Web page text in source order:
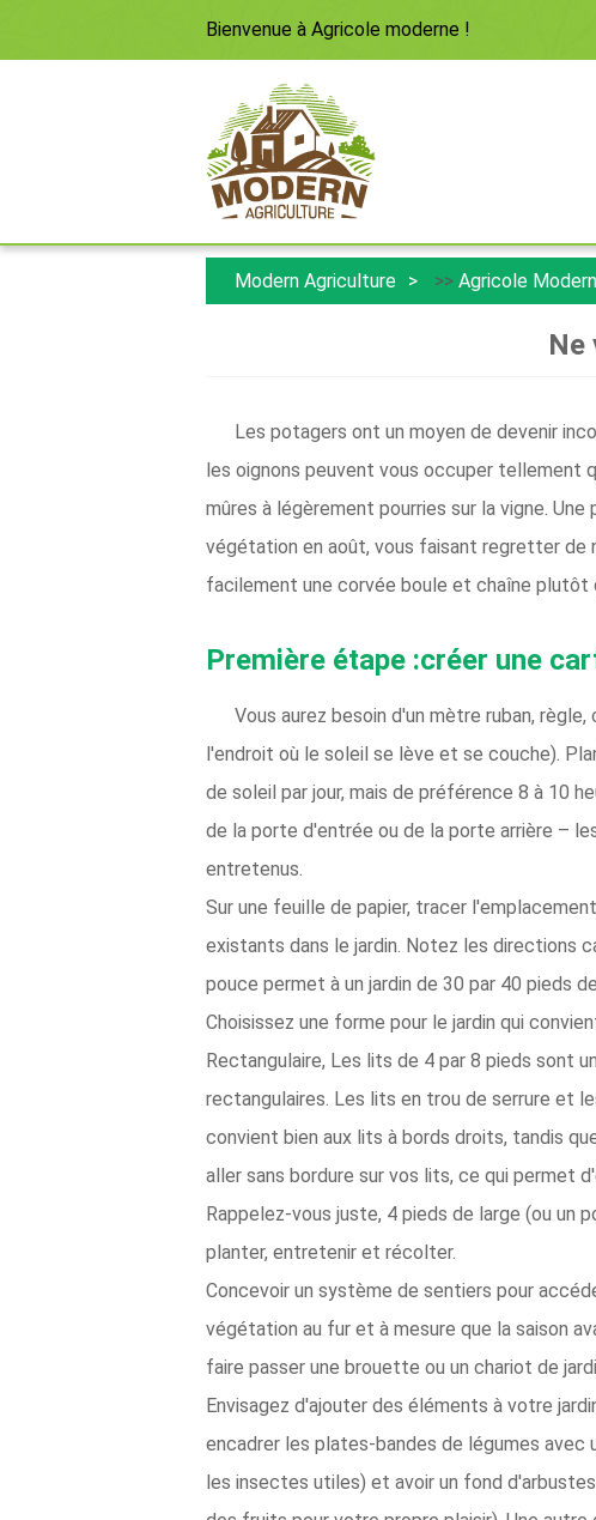
Bienvenue à Agricole moderne !
Modern Agriculture >> Agricole
Ne
Les potagers ont un moyen de devenir
les oignons peuvent vous occuper tellement
mûres à légèrement pourries sur la vigne.
végétation en août, vous faisant regretter de
facilement une corvée boule et chaîne plutôt
Première étape :créer une
Vous aurez besoin d'un mètre ruban,
l'endroit où le soleil se lève et se couche).
de soleil par jour, mais de préférence 8 à 10
de la porte d'entrée ou de la porte arrière –
entretenus.
Sur une feuille de papier, tracer
existants dans le jardin. Notez les directions
pouce permet à un jardin de 30 par 40 pieds
Choisissez une forme pour le jardin qui
Rectangulaire, Les lits de 4 par 8 pieds sont
rectangulaires. Les lits en trou de serrure et
convient bien aux lits à bords droits, tandis
aller sans bordure sur vos lits, ce qui permet
Rappelez-vous juste, 4 pieds de large (ou un
planter, entretenir et récolter.
Concevoir un système de sentiers pour
végétation au fur et à mesure que la saison
faire passer une brouette ou un chariot de
Envisagez d'ajouter des éléments à votre
encadrer les plates-bandes de légumes avec
les insectes utiles) et avoir un fond